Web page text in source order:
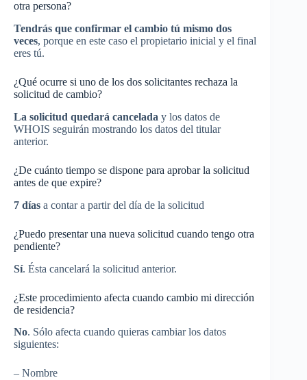
otra persona?
Tendrás que confirmar el cambio tú mismo dos
veces, porque en este caso el propietario inicial y el final
eres tú.
¿Qué ocurre si uno de los dos solicitantes rechaza la
solicitud de cambio?
La solicitud quedará cancelada y los datos de
WHOIS seguirán mostrando los datos del titular
anterior.
¿De cuánto tiempo se dispone para aprobar la solicitud
antes de que expire?
7 días a contar a partir del día de la solicitud
¿Puedo presentar una nueva solicitud cuando tengo otra
pendiente?
Sí. Ésta cancelará la solicitud anterior.
¿Este procedimiento afecta cuando cambio mi dirección
de residencia?
No. Sólo afecta cuando quieras cambiar los datos
siguientes:
– Nombre